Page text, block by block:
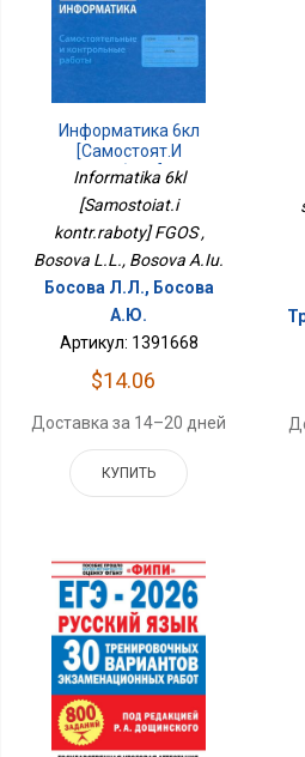
Информатика 6кл
[Самостоят.и
Контр.работы] ФГОС
Informatika 6kl
[Samostoiat.i
kontr.raboty] FGOS ,
Bosova L.L., Bosova A.Iu.
Босова Л.Л., Босова
А.Ю.
Артикул: 1391668
$14.06
Доставка за 14–20 дней
КУПИТЬ